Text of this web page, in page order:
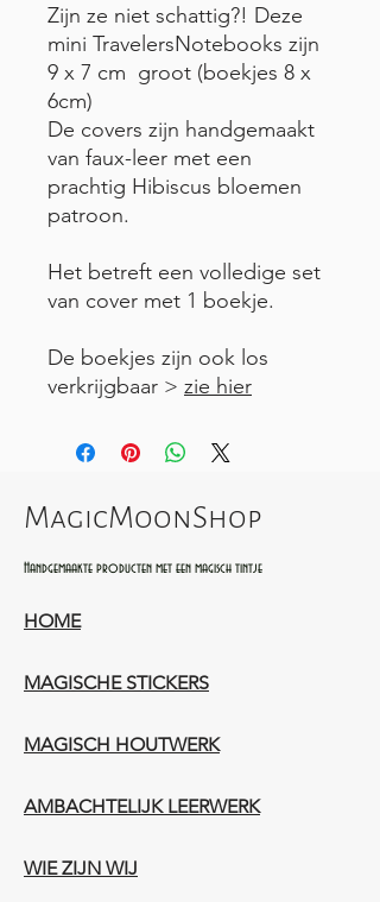
Zijn ze niet schattig?! Deze
mini TravelersNotebooks zijn
9 x 7 cm groot (boekjes 8 x
6cm)
De covers zijn handgemaakt
van faux-leer met een
prachtig Hibiscus bloemen
patroon.
Het betreft een volledige set
van cover met 1 boekje.
De boekjes zijn ook los
verkrijgbaar > zie hier
MagicMoonShop
Handgemaakte producten met een magisch tintje
HOME
MAGISCHE STICKERS
MAGISCH HOUTWERK
AMBACHTELIJK LEERWERK​
WIE ZIJN WIJ​​